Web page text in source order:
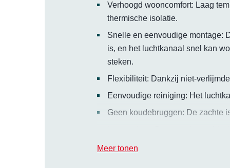
Verhoogd wooncomfort: Laag
thermische isolatie.
Snelle en eenvoudige montage:
is, en het luchtkanaal snel kan
steken.
Flexibiliteit: Dankzij niet-
Eenvoudige reiniging: Het
Geen koudebruggen: De zachte
Meer tonen